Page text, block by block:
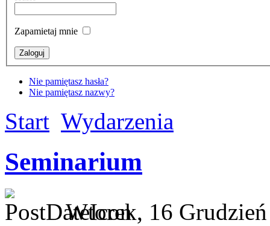
Zapamietaj mnie
Nie pamiętasz hasła?
Nie pamiętasz nazwy?
Start Wydarzenia
Seminarium
Wtorek, 16